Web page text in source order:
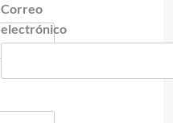
Correo
electrónico